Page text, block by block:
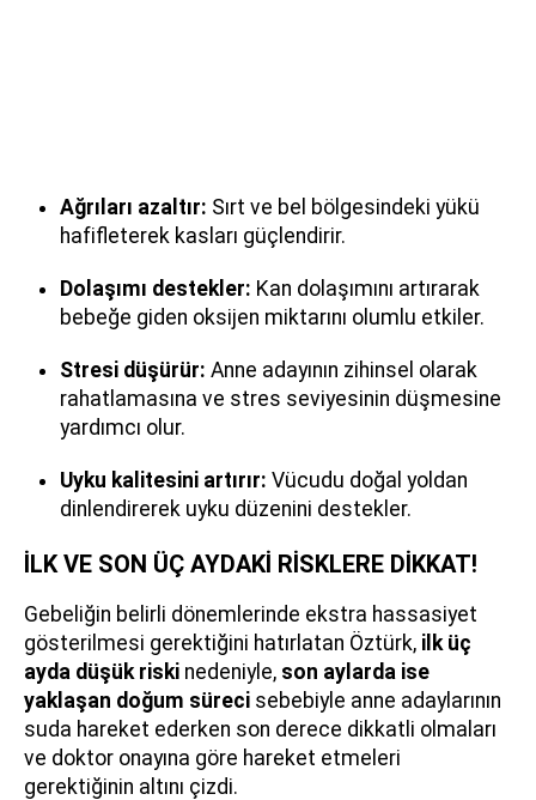
Ağrıları azaltır: Sırt ve bel bölgesindeki yükü
hafifleterek kasları güçlendirir.
Dolaşımı destekler: Kan dolaşımını artırarak
bebeğe giden oksijen miktarını olumlu etkiler.
Stresi düşürür: Anne adayının zihinsel olarak
rahatlamasına ve stres seviyesinin düşmesine
yardımcı olur.
Uyku kalitesini artırır: Vücudu doğal yoldan
dinlendirerek uyku düzenini destekler.
İLK VE SON ÜÇ AYDAKİ RİSKLERE DİKKAT!
Gebeliğin belirli dönemlerinde ekstra hassasiyet
gösterilmesi gerektiğini hatırlatan Öztürk, ilk üç
ayda düşük riski nedeniyle, son aylarda ise
yaklaşan doğum süreci sebebiyle anne adaylarının
suda hareket ederken son derece dikkatli olmaları
ve doktor onayına göre hareket etmeleri
gerektiğinin altını çizdi.